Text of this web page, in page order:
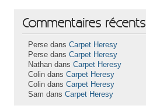
Commentaires récents
Perse dansCarpet Heresy
Perse dansCarpet Heresy
Nathan dansCarpet Heresy
Colin dansCarpet Heresy
Colin dansCarpet Heresy
Sam dansCarpet Heresy